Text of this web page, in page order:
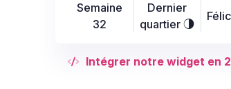
Semaine
32
Dernier
quartierT
Intégrer notre widget en